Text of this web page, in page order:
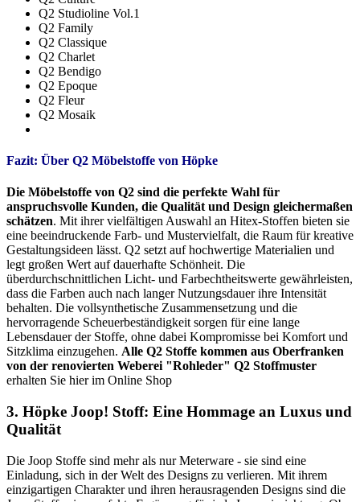
Q2 Studioline Vol.1
Q2 Family
Q2 Classique
Q2 Charlet
Q2 Bendigo
Q2 Epoque
Q2 Fleur
Q2 Mosaik
Fazit: Über Q2 Möbelstoffe von Höpke
Die Möbelstoffe von Q2 sind die perfekte Wahl für
anspruchsvolle Kunden, die Qualität und Design gleichermaßen
schätzen. Mit ihrer vielfältigen Auswahl an Hitex-Stoffen bieten sie
eine beeindruckende Farb- und Mustervielfalt, die Raum für kreative
Gestaltungsideen lässt. Q2 setzt auf hochwertige Materialien und
legt großen Wert auf dauerhafte Schönheit. Die
überdurchschnittlichen Licht- und Farbechtheitswerte gewährleisten,
dass die Farben auch nach langer Nutzungsdauer ihre Intensität
behalten. Die vollsynthetische Zusammensetzung und die
hervorragende Scheuerbeständigkeit sorgen für eine lange
Lebensdauer der Stoffe, ohne dabei Kompromisse bei Komfort und
Sitzklima einzugehen. Alle Q2 Stoffe kommen aus Oberfranken
von der renovierten Weberei "Rohleder" Q2 Stoffmuster
erhalten Sie hier im Online Shop
3. Höpke Joop! Stoff: Eine Hommage an Luxus und
Qualität
Die Joop Stoffe sind mehr als nur Meterware - sie sind eine
Einladung, sich in der Welt des Designs zu verlieren. Mit ihrem
einzigartigen Charakter und ihren herausragenden Designs sind die